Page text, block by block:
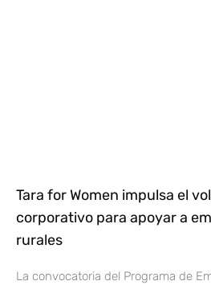
Tara for Women impulsa el
corporativo para apoyar a
rurales
La convocatoria del Programa de